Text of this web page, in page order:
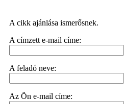
A cikk ajánlása ismerősnek.
A címzett e-mail címe:
A feladó neve:
Az Ön e-mail címe: